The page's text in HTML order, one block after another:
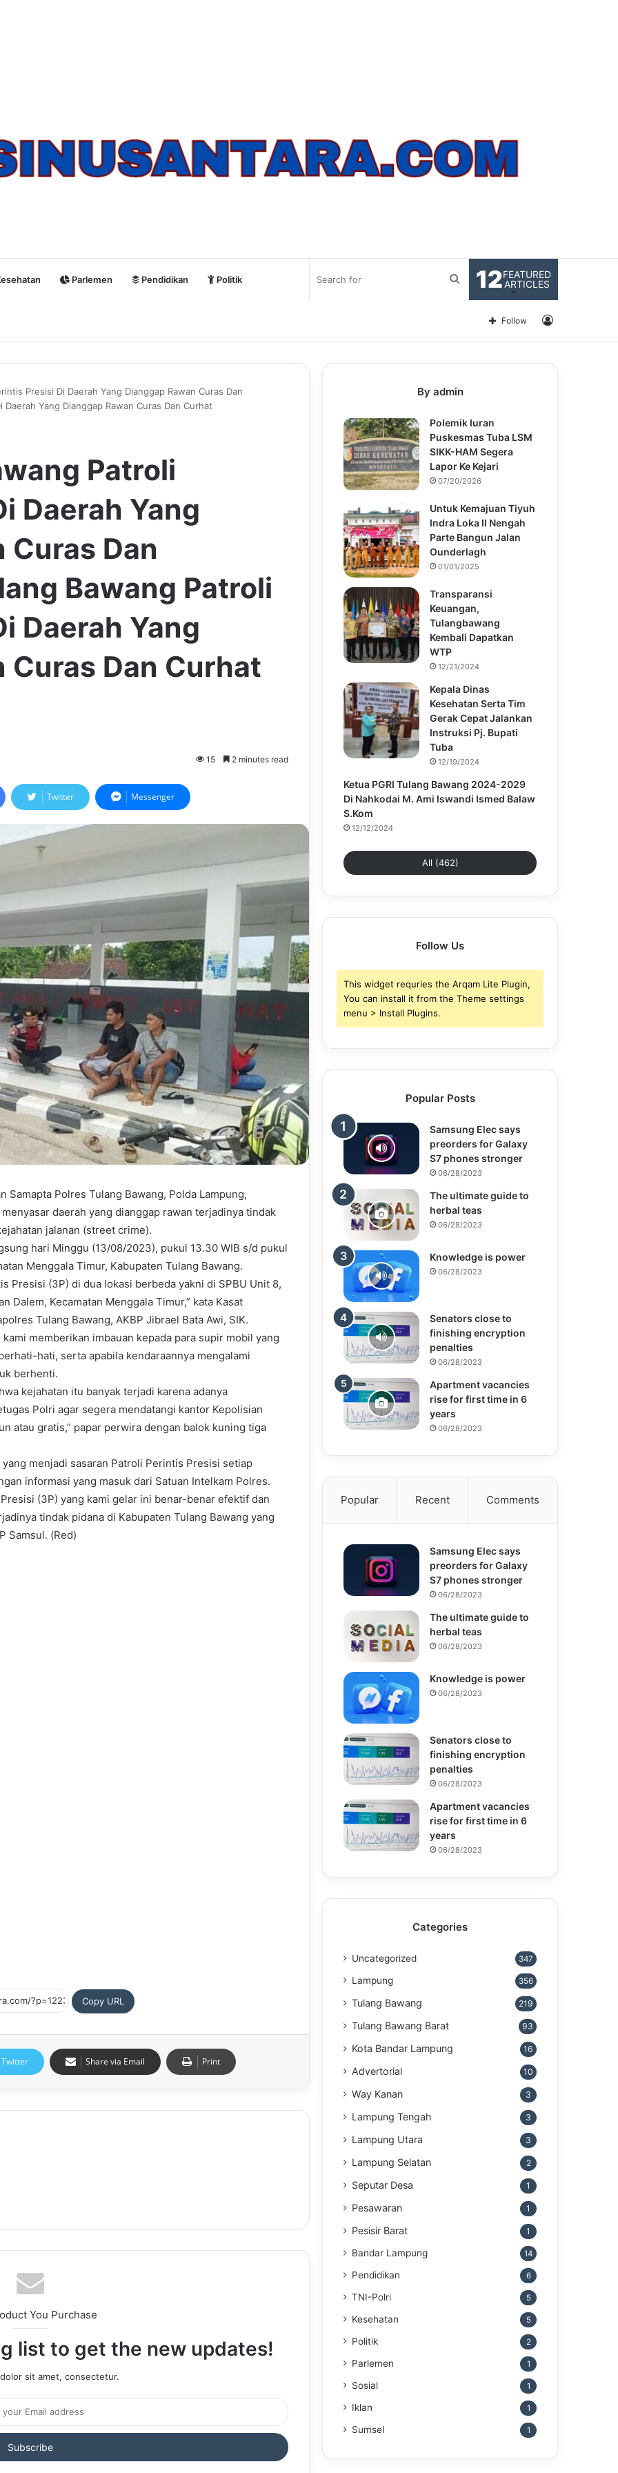
Parlemen Pendidikan Politik 12FEATURED
ARTICLES
Search
Log
Follow
Presisi Di Daerah Yang Dianggap Rawan Curas Dan
Yang Dianggap Rawan Curas Dan Curhat
Patroli
Daerah Yang
Curas Dan
Bawang Patroli
Daerah Yang
Curas Dan Curhat
15 2 minutes read
Twitter Messenger
Samapta Polres Tulang Bawang, Polda Lampung,
daerah yang dianggap rawan terjadinya tindak
jalanan (street crime).
hari Minggu (13/08/2023), pukul 13.30 WIB s/d pukul
Menggala Timur, Kabupaten Tulang Bawang.
Presisi (3P) di dua lokasi berbeda yakni di SPBU Unit 8,
Dalem, Kecamatan Menggala Timur,” kata Kasat
Tulang Bawang, AKBP Jibrael Bata Awi, SIK.
memberikan imbauan kepada para supir mobil yang
hati, serta apabila kendaraannya mengalami
berhenti.
kejahatan itu banyak terjadi karena adanya
Polri agar segera mendatangi kantor Kepolisian
atau gratis,” papar perwira dengan balok kuning tiga
menjadi sasaran Patroli Perintis Presisi setiap
informasi yang masuk dari Satuan Intelkam Polres.
(3P) yang kami gelar ini benar-benar efektif dan
tindak pidana di Kabupaten Tulang Bawang yang
Samsul. (Red)
Copy URL
Twitter Share via Email Print
You Purchase
list to get the new updates!
sit amet, consectetur.
By admin
Polemik Iuran
Puskesmas Tuba LSM
SIKK-HAM Segera
Lapor Ke Kejari
07/20/2026
Untuk Kemajuan Tiyuh
Indra Loka II Nengah
Parte Bangun Jalan
Ounderlagh
01/01/2025
Transparansi
Keuangan,
Tulangbawang
Kembali Dapatkan
WTP
12/21/2024
Kepala Dinas
Kesehatan Serta Tim
Gerak Cepat Jalankan
Instruksi Pj. Bupati
Tuba
12/19/2024
Ketua PGRI Tulang Bawang 2024-2029
Di Nahkodai M. Ami Iswandi Ismed Balaw
S.Kom
12/12/2024
All (462)
Follow Us
This widget requries the Arqam Lite Plugin,
You can install it from the Theme settings
menu > Install Plugins.
Popular Posts
Samsung Elec says
preorders for Galaxy
S7 phones stronger
06/28/2023
The ultimate guide to
herbal teas
06/28/2023
Knowledge is power
06/28/2023
Senators close to
finishing encryption
penalties
06/28/2023
Apartment vacancies
rise for first time in 6
years
06/28/2023
Popular Recent Comments
Samsung Elec says
preorders for Galaxy
S7 phones stronger
06/28/2023
The ultimate guide to
herbal teas
06/28/2023
Knowledge is power
06/28/2023
Senators close to
finishing encryption
penalties
06/28/2023
Apartment vacancies
rise for first time in 6
years
06/28/2023
Categories
Uncategorized 347
Lampung 356
Tulang Bawang 219
Tulang Bawang Barat 93
Kota Bandar Lampung 16
Advertorial 10
Way Kanan 3
Lampung Tengah 3
Lampung Utara 3
Lampung Selatan 2
Seputar Desa 1
Pesawaran 1
Pesisir Barat 1
Bandar Lampung 14
Pendidikan 6
TNI-Polri 5
Kesehatan 5
Politik 2
Parlemen 1
Sosial 1
Iklan 1
Sumsel 1